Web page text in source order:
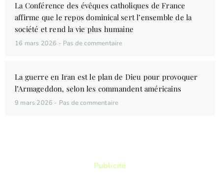
La Conférence des évêques catholiques de France
affirme que le repos dominical sert l’ensemble de la
société et rend la vie plus humaine
16 mars 2026 Pas de commentaire
La guerre en Iran est le plan de Dieu pour provoquer
l’Armageddon, selon les commandent américains
9 mars 2026 Pas de commentaire
Publicité